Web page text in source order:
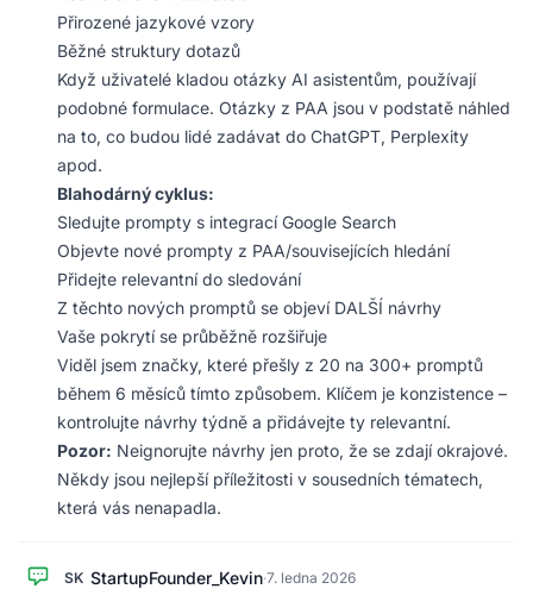
Přirozené jazykové vzory
Běžné struktury dotazů
Když uživatelé kladou otázky AI asistentům, používají
podobné formulace. Otázky z PAA jsou v podstatě náhled
na to, co budou lidé zadávat do ChatGPT, Perplexity
apod.
Blahodárný cyklus:
Sledujte prompty s integrací Google Search
Objevte nové prompty z PAA/souvisejících hledání
Přidejte relevantní do sledování
Z těchto nových promptů se objeví DALŠÍ návrhy
Vaše pokrytí se průběžně rozšiřuje
Viděl jsem značky, které přešly z 20 na 300+ promptů
během 6 měsíců tímto způsobem. Klíčem je konzistence –
kontrolujte návrhy týdně a přidávejte ty relevantní.
Pozor: Neignorujte návrhy jen proto, že se zdají okrajové.
Někdy jsou nejlepší příležitosti v sousedních tématech,
která vás nenapadla.
SK StartupFounder_Kevin·7. ledna 2026